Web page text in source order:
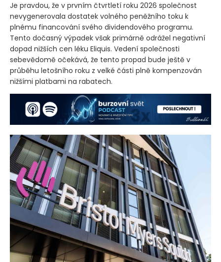
Je pravdou, že v prvním čtvrtletí roku 2026 společnost
nevygenerovala dostatek volného peněžního toku k
plnému financování svého dividendového programu.
Tento dočasný výpadek však primárně odrážel negativní
dopad nižších cen léku Eliquis. Vedení společnosti
sebevědomě očekává, že tento propad bude ještě v
průběhu letošního roku z velké části plně kompenzován
nižšími platbami na rabatech.